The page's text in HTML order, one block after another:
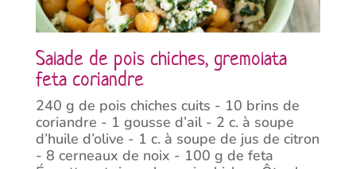
Salade de pois chiches, gremolata
feta coriandre
240 g de pois chiches cuits - 10 brins de
coriandre - 1 gousse d’ail - 2 c. à soupe
d’huile d’olive - 1 c. à soupe de jus de citron
- 8 cerneaux de noix - 100 g de feta